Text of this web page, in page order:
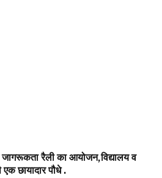
जागरूकता रैली का आयोजन,विद्यालय व
छायादार पौधे .